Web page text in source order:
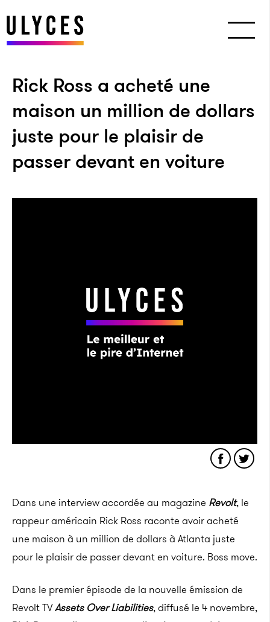
Rick Ross a acheté une
maison un million de dollars
juste pour le plaisir de
passer devant en voiture
Dans une interview accordée au magazine Revolt, le
rappeur américain Rick Ross raconte avoir acheté
une maison à un million de dollars à Atlanta juste
pour le plaisir de passer devant en voiture. Boss move.
Dans le premier épisode de la nouvelle émission de
RevoltTVAssets Over Liabilities, diffusé le 4 novembre,